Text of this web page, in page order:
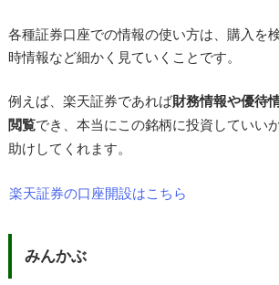
各種証券口座での情報の使い方は、購入を
時情報など細かく見ていくことです。
例えば、楽天証券であれば財務情報や優待
閲覧でき、本当にこの銘柄に投資していい
助けしてくれます。
楽天証券の口座開設はこちら
みんかぶ